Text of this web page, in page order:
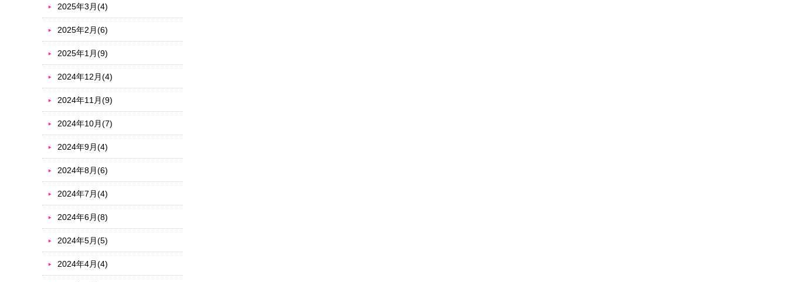
2025年3月(4)
2025年2月(6)
2025年1月(9)
2024年12月(4)
2024年11月(9)
2024年10月(7)
2024年9月(4)
2024年8月(6)
2024年7月(4)
2024年6月(8)
2024年5月(5)
2024年4月(4)